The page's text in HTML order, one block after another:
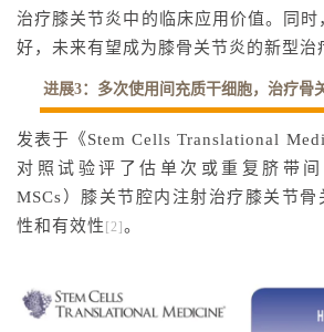
治疗膝关节炎中的临床应用价值。同时
好，未来有望成为膝骨关节炎的新型治
进展3： 多次使用间充质干细胞，治疗骨
发表于《Stem Cells Translational
对照试验评了估单次或重复脐带
MSCs）膝关节腔内注射治疗膝关节
性和有效性 [2]。